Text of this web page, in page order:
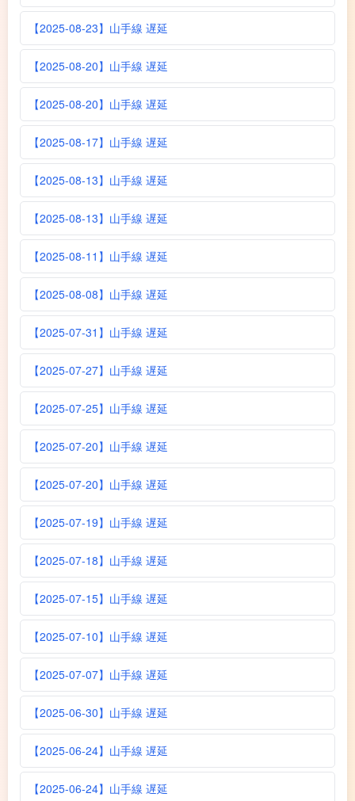
【2025-08-23】山手線 遅延
【2025-08-20】山手線 遅延
【2025-08-20】山手線 遅延
【2025-08-17】山手線 遅延
【2025-08-13】山手線 遅延
【2025-08-13】山手線 遅延
【2025-08-11】山手線 遅延
【2025-08-08】山手線 遅延
【2025-07-31】山手線 遅延
【2025-07-27】山手線 遅延
【2025-07-25】山手線 遅延
【2025-07-20】山手線 遅延
【2025-07-20】山手線 遅延
【2025-07-19】山手線 遅延
【2025-07-18】山手線 遅延
【2025-07-15】山手線 遅延
【2025-07-10】山手線 遅延
【2025-07-07】山手線 遅延
【2025-06-30】山手線 遅延
【2025-06-24】山手線 遅延
【2025-06-24】山手線 遅延